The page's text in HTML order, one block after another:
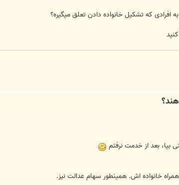
افرادی که تشکیل خانواده دادن تعلق میگیره؟
بیا، بعد از خدمت نرفتم